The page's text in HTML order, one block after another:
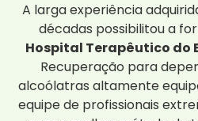
A larga experiência
décadas possibilitou a
Hospital Terapêutico do
Recuperação para
alcoólatras altamente
equipe de profissionais